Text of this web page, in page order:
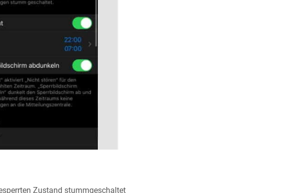
Zustand stummgeschaltet